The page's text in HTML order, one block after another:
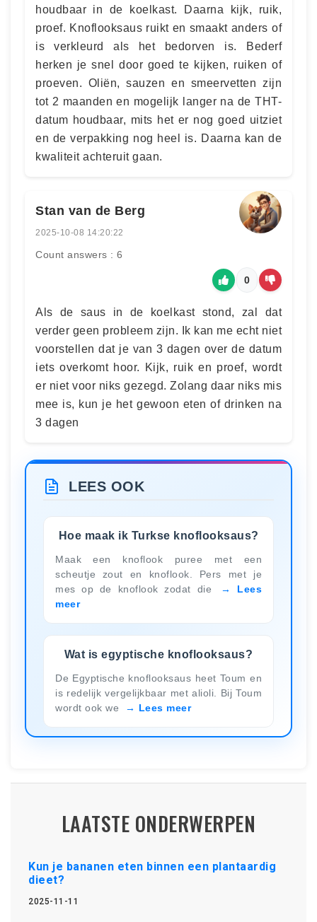
houdbaar in de koelkast. Daarna kijk, ruik,
proef. Knoflooksaus ruikt en smaakt anders of
is verkleurd als het bedorven is. Bederf
herken je snel door goed te kijken, ruiken of
proeven. Oliën, sauzen en smeervetten zijn
tot 2 maanden en mogelijk langer na de THT-
datum houdbaar, mits het er nog goed uitziet
en de verpakking nog heel is. Daarna kan de
kwaliteit achteruit gaan.
Stan van de Berg
2025-10-08 14:20:22
Count answers : 6
0
Als de saus in de koelkast stond, zal dat
verder geen probleem zijn. Ik kan me echt niet
voorstellen dat je van 3 dagen over de datum
iets overkomt hoor. Kijk, ruik en proef, wordt
er niet voor niks gezegd. Zolang daar niks mis
mee is, kun je het gewoon eten of drinken na
3 dagen
LEES OOK
Hoe maak ik Turkse knoflooksaus?
Maak een knoflook puree met een
scheutje zout en knoflook. Pers met je
mes op de knoflook zodat die
Lees
meer
Wat is egyptische knoflooksaus?
De Egyptische knoflooksaus heet Toum en
is redelijk vergelijkbaar met alioli. Bij Toum
wordt ook we
Lees meer
LAATSTE ONDERWERPEN
Kun je bananen eten binnen een plantaardig
dieet?
2025-11-11